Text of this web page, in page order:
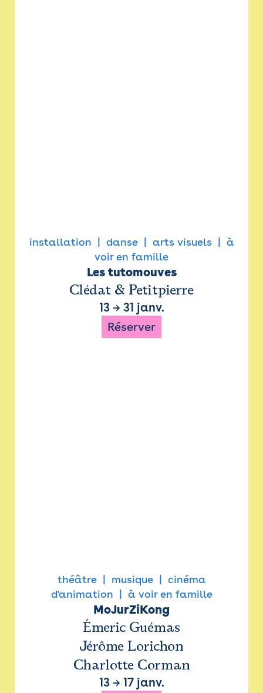
installation danse arts visuels
à
voir en famille
Les tutomouves
Clédat & Petitpierre
13→ 31 janv.
Réserver
théâtre musique
cinéma
d'animation
à voir en famille
MoJurZiKong
Émeric Guémas
Jérôme Lorichon
Charlotte Corman
13→ 17 janv.